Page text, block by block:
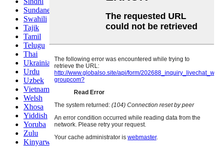
Sundanese
Swahili
Tajik
Tamil
Telugu
Thai
Ukrainian
Urdu
Uzbek
Vietnamese
Welsh
Xhosa
Yiddish
Yoruba
Zulu
Kinyarwanda